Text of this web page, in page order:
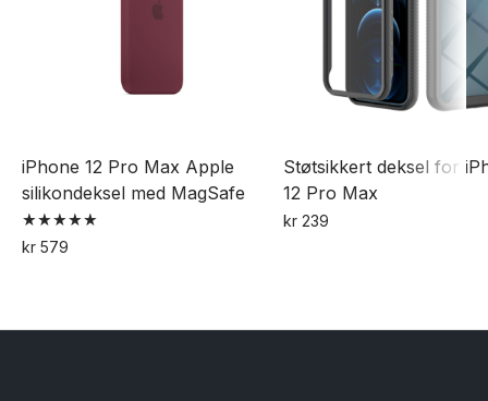
iPhone 12 Pro Max Apple
silikondeksel med MagSafe
Vurdert
5.00
kr 579
har
Støtsikkert deksel for
12 Pro Max
kr239